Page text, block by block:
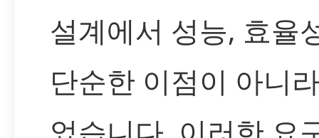
설계에서 성능, 효율
단순한 이점이 아니